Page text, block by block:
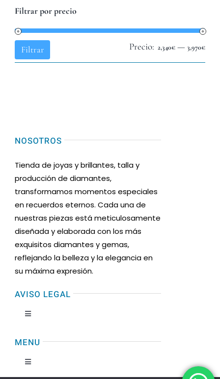
Filtrar por precio
Filtrar Precio: 2,340€ — 3,970€
NOSOTROS
Tienda de joyas y brillantes, talla y
producción de diamantes,
transformamos momentos especiales
en recuerdos eternos. Cada una de
nuestras piezas está meticulosamente
diseñada y elaborada con los más
exquisitos diamantes y gemas,
reflejando la belleza y la elegancia en
su máxima expresión.
AVISO LEGAL
Toggle
Condiciones de uso
MENU
Toggle
Navigation